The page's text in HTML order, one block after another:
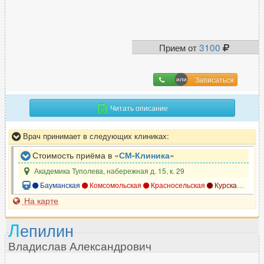
Прием от3100
Записаться
Читать описание
Врач принимает в следующих клиниках:
Стоимость приёма в «СМ-Клиника»
Академика Туполева, набережная д. 15, к. 29
Бауманская
Комсомольская Красносельская Курская
На карте
Лепилин
Владислав Александрович